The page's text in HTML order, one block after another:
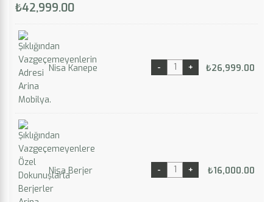
₺42,999.00
Nisa Kanepe ₺26,999.00
Nisa Berjer ₺16,000.00